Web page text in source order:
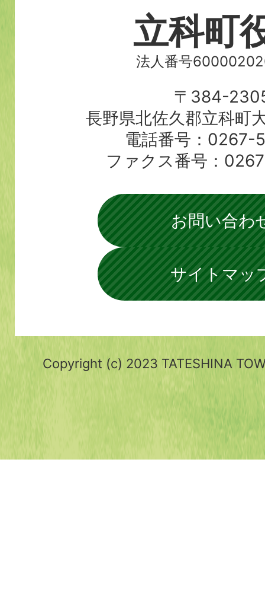
立科町
法人番号
〒384-
長野県北佐久郡立科町
電話番号：0267-
ファクス番号：
お問い合わ
サイトマッ
Copyright (c) 2023 TATESHINA